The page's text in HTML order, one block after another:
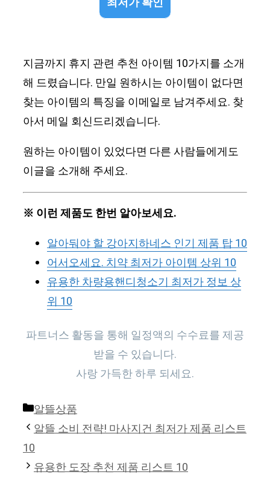
지금까지 휴지 관련 추천 아이템 10가지를 소개
해 드렸습니다. 만일 원하시는 아이템이 없다면
찾는 아이템의 특징을 이메일로 남겨주세요. 찾
아서 메일 회신드리겠습니다.
원하는 아이템이 있었다면 다른 사람들에게도
이글을 소개해 주세요.
※ 이런 제품도 한번 알아보세요.
알아둬야 할 강아지하네스 인기 제품 탑 10
어서오세요. 치약 최저가 아이템 상위 10
유용한 차량용핸디청소기 최저가 정보 상
위 10
파트너스 활동을 통해 일정액의 수수료를 제공
받을 수 있습니다.
사랑 가득한 하루 되세요.
Categories
알뜰상품
알뜰 소비 전략! 마사지건 최저가 제품 리스트
10
유용한 도장 추천 제품 리스트 10